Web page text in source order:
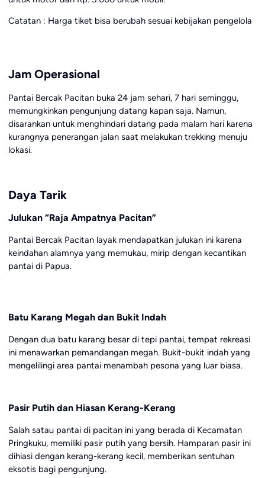
Catatan : Harga tiket bisa berubah sesuai kebijakan pengelola
Jam Operasional
Pantai Bercak Pacitan buka 24 jam sehari, 7 hari seminggu,
memungkinkan pengunjung datang kapan saja. Namun,
disarankan untuk menghindari datang pada malam hari karena
kurangnya penerangan jalan saat melakukan trekking menuju
lokasi.
Daya Tarik
Julukan “Raja Ampatnya Pacitan”
Pantai Bercak Pacitan layak mendapatkan julukan ini karena
keindahan alamnya yang memukau, mirip dengan kecantikan
pantai di Papua.
Batu Karang Megah dan Bukit Indah
Dengan dua batu karang besar di tepi pantai, tempat rekreasi
ini menawarkan pemandangan megah. Bukit-bukit indah yang
mengelilingi area pantai menambah pesona yang luar biasa.
Pasir Putih dan Hiasan Kerang-Kerang
Salah satau pantai di pacitan ini yang berada di Kecamatan
Pringkuku, memiliki pasir putih yang bersih. Hamparan pasir ini
dihiasi dengan kerang-kerang kecil, memberikan sentuhan
eksotis bagi pengunjung.